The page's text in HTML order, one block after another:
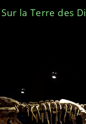
la Terre des